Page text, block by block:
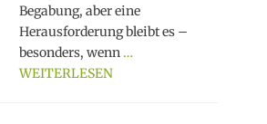
Begabung, aber eine
Herausforderung bleibt es –
besonders, wenn …
WEITERLESEN